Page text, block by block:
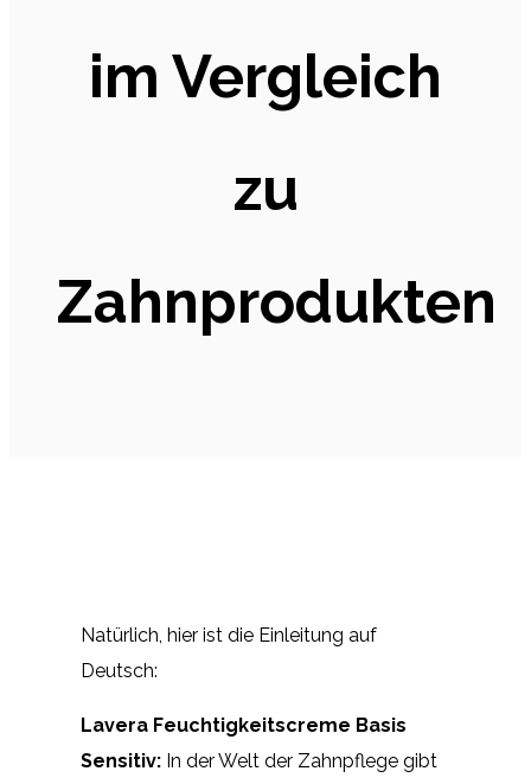
im Vergleich
zu
Zahnprodukten
Natürlich, hier ist die Einleitung auf
Deutsch:
Lavera Feuchtigkeitscreme Basis
Sensitiv: In der Welt der Zahnpflege gibt